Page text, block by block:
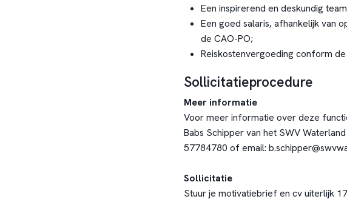
Een inspirerend en deskundig
Een goed salaris, afhankelijk van
de CAO-PO;
Reiskostenvergoeding conform de
Sollicitatieprocedure
Meer informatie
Voor meer informatie over deze
Babs Schipper van het SWV
57784780 of email:
Sollicitatie
Stuur je motivatiebrief en cv uiterlijk